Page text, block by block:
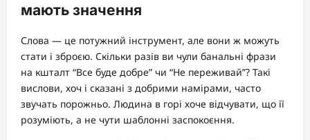
мають значення
Слова — це потужний інструмент, але вони ж можуть
стати і зброєю. Скільки разів ви чули банальні фрази
на кшталт “Все буде добре” чи “Не переживай”? Такі
вислови, хоч і сказані з добрими намірами, часто
звучать порожньо. Людина в горі хоче відчувати, що її
розуміють, а не чути шаблонні заспокоєння.